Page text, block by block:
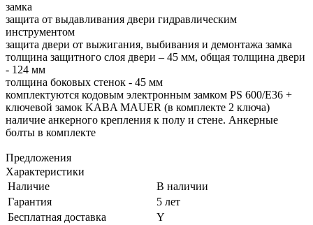
замка
защита от выдавливания двери гидравлическим
инструментом
защита двери от выжигания, выбивания и демонтажа замка
толщина защитного слоя двери – 45 мм, общая толщина двери
- 124 мм
толщина боковых стенок - 45 мм
комплектуются кодовым электронным замком PS 600/E36 +
ключевой замок KABA MAUER (в комплекте 2 ключа)
наличие анкерного крепления к полу и стене. Анкерные
болты в комплекте
Предложения
Характеристики
Наличие
В наличии
Гарантия
5 лет
Бесплатная доставка
Y